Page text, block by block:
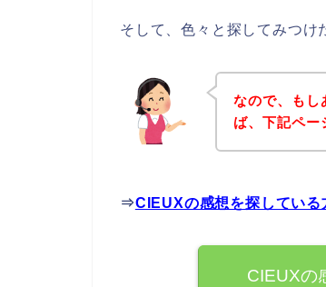
そして、色々と探してみつけ
なので、もし
ば、下記ペー
⇒CIEUXの感想を探している
CIEUXの